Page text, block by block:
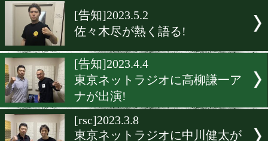
2023年5月のニュース
新着 KO KiNG ダイエット 女子情報
[告知]2023.5.2
佐々木尽が熱く語る!
[告知]2023.4.4